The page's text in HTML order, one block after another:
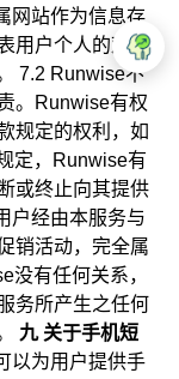
网站作为信息存
用户个人的观点
7.2 Runwise不
。Runwise有权
规定的权利，如
定，Runwise有
或终止向其提供
户经由本服务与
销活动，完全属
没有任何关系，
务所产生之任何
九 关于手机短
以为用户提供手